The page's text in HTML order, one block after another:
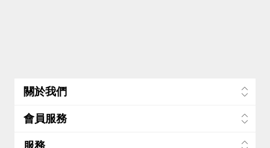
關於我們
會員服務